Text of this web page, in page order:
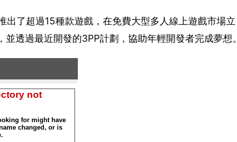
了超過15種款遊戲，在免費大型多人線上遊戲市場立
透過最近開發的3PP計劃，協助年輕開發者完成夢想。